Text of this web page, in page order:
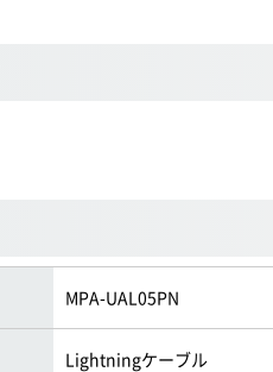
MPA-UAL05PN
Lightningケーブル